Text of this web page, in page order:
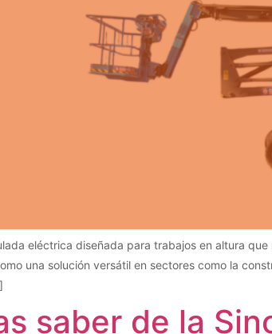
eléctrica diseñada para trabajos en altura
una solución versátil en sectores como la
saber de la